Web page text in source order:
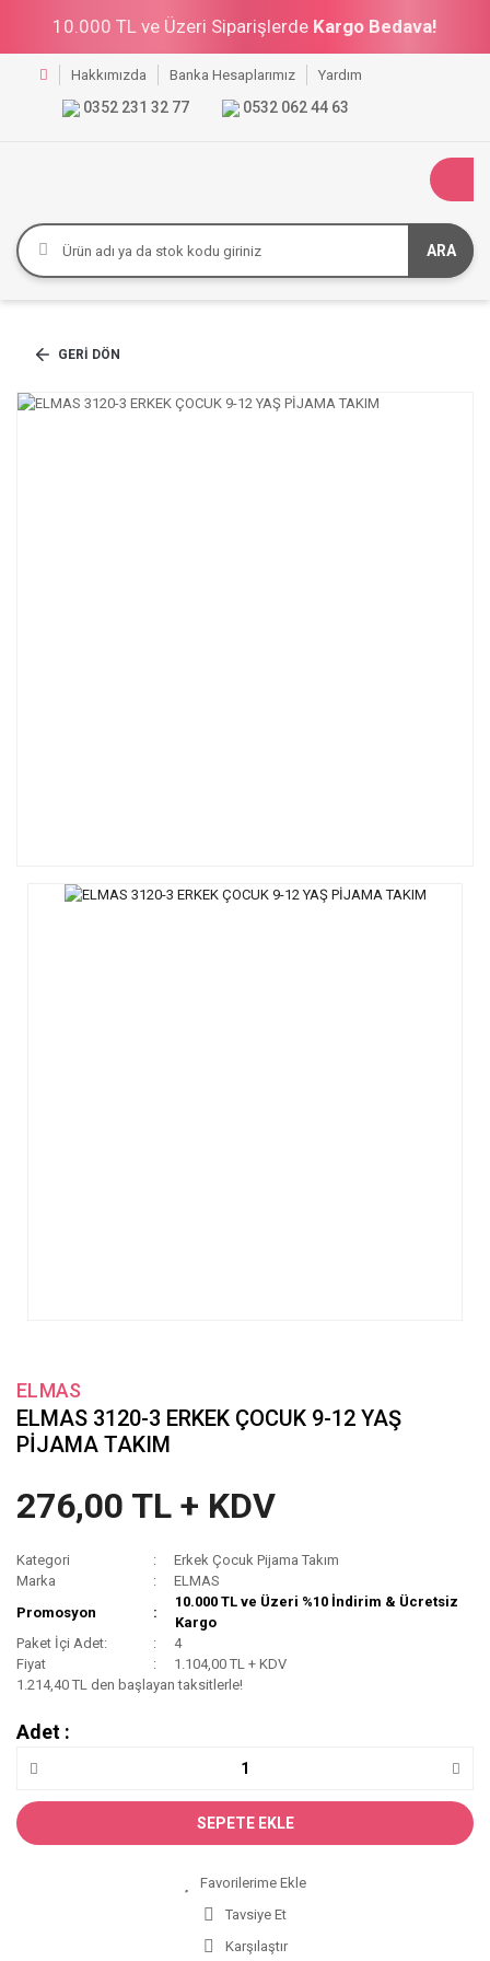
10.000 TL ve Üzeri Siparişlerde Kargo Bedava!
Hakkımızda Banka Hesaplarımız Yardım
0352 231 32 77 0532 062 44 63
ARA
GERI DÖN
ELMAS
ELMAS 3120-3 ERKEK ÇOCUK 9-12 YAŞ
PİJAMA TAKIM
276,00 TL + KDV
Kategori
Erkek Çocuk Pijama Takım
Marka
ELMAS
Promosyon
10.000 TL ve Üzeri %10 İndirim & Ücretsiz
Kargo
Paket İçi Adet:
4
Fiyat
1.104,00 TL + KDV
1.214,40 TL den başlayan taksitlerle!
Adet :
SEPETE EKLE
Tavsiye Et
Karşılaştır